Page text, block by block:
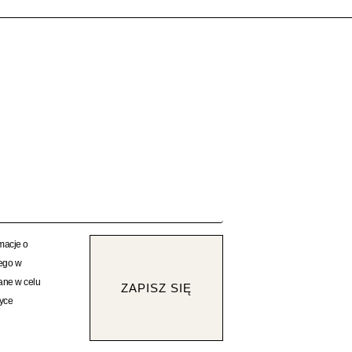
o
w
w celu
ZAPISZ SIĘ